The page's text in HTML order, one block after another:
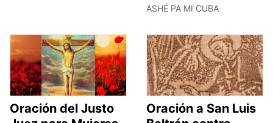
ASHÉ PA MI CUBA
Oración del Justo
Oración a San Luis